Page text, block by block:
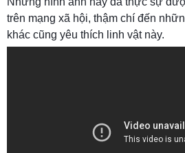
trên mạng xã hội, thậm chí đến
khác cũng yêu thích linh vật này.